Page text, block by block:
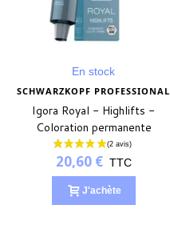
En stock
SCHWARZKOPF PROFESSIONAL
Igora Royal - Highlifts -
Coloration permanente
20,60 € TTC
J'achète